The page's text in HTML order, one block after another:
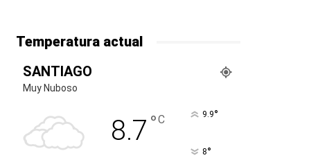
Temperatura actual
SANTIAGO
Muy Nuboso
8.7 °C 9.9°
8°